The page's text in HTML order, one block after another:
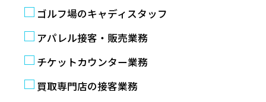
ゴルフ場のキャディスタッフ
アパレル接客・販売業務
チケットカウンター業務
買取専門店の接客業務